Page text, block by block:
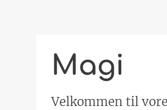
Magi
Velkommen til